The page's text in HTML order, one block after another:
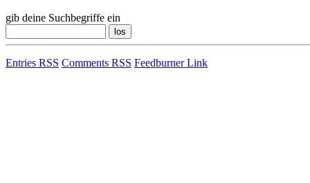
gib deine Suchbegriffe ein
Entries RSS Comments RSS Feedburner Link